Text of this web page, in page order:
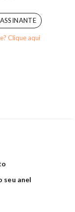
Clique aqui
seu anel